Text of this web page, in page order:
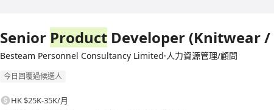
Senior Product Developer (Knitwear /
Besteam Personnel Consultancy Limited·人力資源管理/顧問
今日回覆過候選人
HK $25K-35K/月